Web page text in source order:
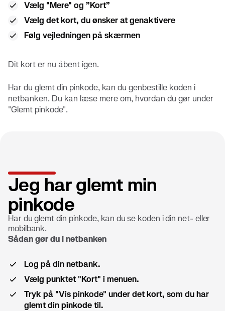
Vælg "Mere" og ”Kort”
Vælg det kort, du ønsker at genaktivere
Følg vejledningen på skærmen
Dit kort er nu åbent igen.
Har du glemt din pinkode, kan du genbestille koden i
netbanken. Du kan læse mere om, hvordan du gør under
"Glemt pinkode".
Jeg har glemt min
pinkode
Har du glemt din pinkode, kan du se koden i din net- eller
mobilbank.
Sådan gør du i netbanken
Log på din netbank.
Vælg punktet "Kort" i menuen.
Tryk på "Vis pinkode" under det kort, som du har
glemt din pinkode til.